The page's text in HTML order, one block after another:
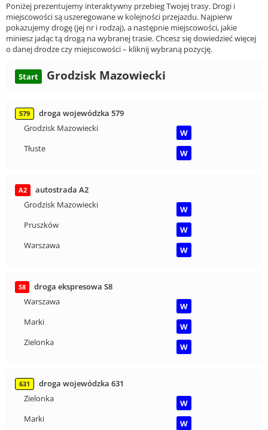
Poniżej prezentujemy interaktywny przebieg Twojej trasy. Drogi i
miejscowości są uszeregowane w kolejności przejazdu. Najpierw
pokazujemy drogę (jej nr i rodzaj), a następnie miejscowości, jakie
miniesz jadąc tą drogą na wybranej trasie. Chcesz się dowiedzieć więcej
o danej drodze czy miejscowości – kliknij wybraną pozycję.
Start Grodzisk Mazowiecki
579
droga wojewódzka 579
Grodzisk Mazowiecki
W
Tłuste
W
A2
autostrada A2
Grodzisk Mazowiecki
W
Pruszków
W
Warszawa
W
S8
droga ekspresowa S8
Warszawa
W
Marki
W
Zielonka
W
631
droga wojewódzka 631
Zielonka
W
Marki
W